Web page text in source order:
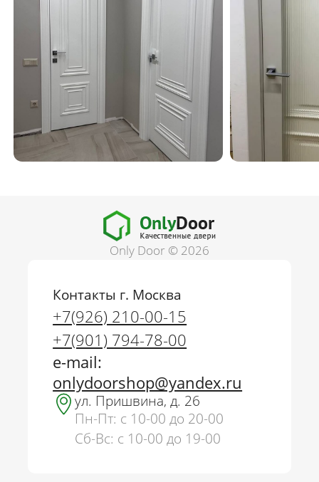
Only Door © 2026
Контакты г. Москва
+7(926) 210-00-15
+7(901) 794-78-00
e-mail:
onlydoorshop@yandex.ru
ул. Пришвина, д. 26
Пн-Пт: с 10-00 до 20-00
Сб-Вс: с 10-00 до 19-00